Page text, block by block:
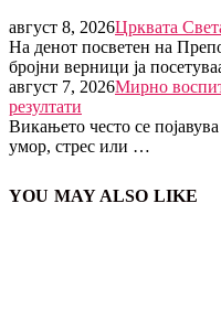
август 8, 2026Црквата
На денот посветен на
бројни верници ја
август 7, 2026Мирно
резултати
Викањето често се
умор, стрес или …
YOU MAY ALSO LIKE